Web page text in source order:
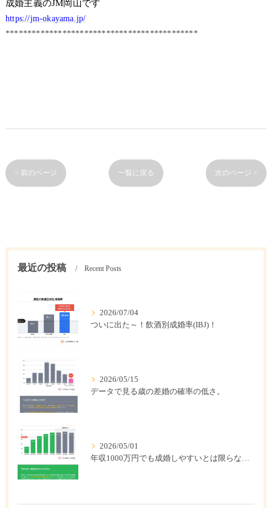
成婚主義のJM岡山です
https://jm-okayama.jp/
********************************************
< 前のページ 一覧に戻る 次のページ >
最近の投稿 Recent Posts
2026/07/04
ついに出た～！飲酒別成婚率(IBJ)！
2026/05/15
データで見る歳の差婚の確率の低さ。
2026/05/01
年収1000万円でも成婚しやすいとは限らない? 「年収帯別の成婚率」のリアル